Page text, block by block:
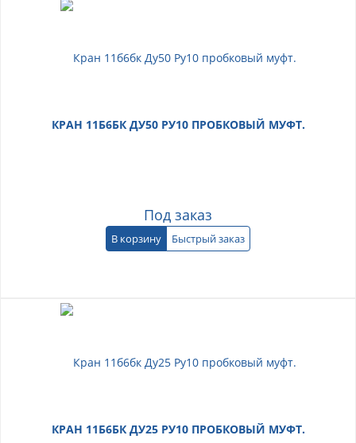
КРАН 11Б6БК ДУ50 РУ10 ПРОБКОВЫЙ МУФТ.
Под заказ
В корзину Быстрый заказ
КРАН 11Б6БК ДУ25 РУ10 ПРОБКОВЫЙ МУФТ.